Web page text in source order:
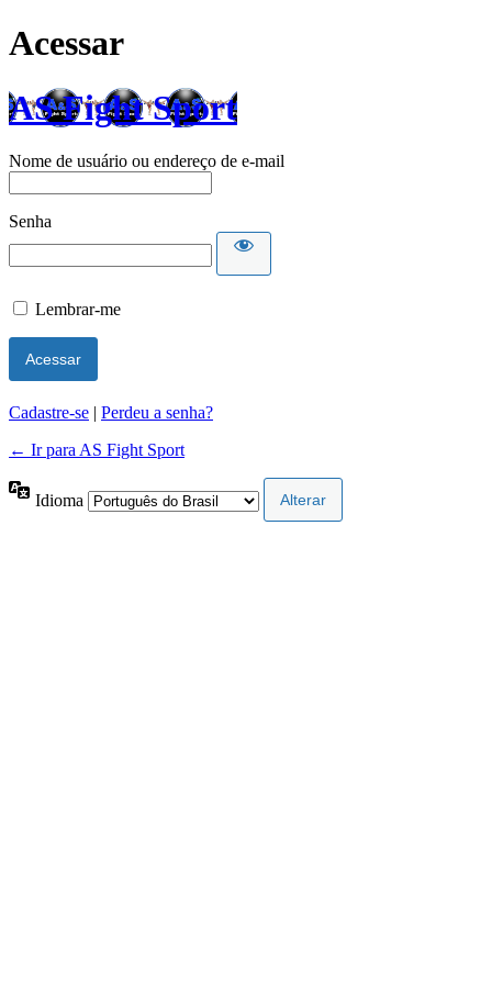
Acessar
AS Fight Sport
Nome de usuário ou endereço de e-mail
Senha
Lembrar-me
Cadastre-se | Perdeu a senha?
← Ir para AS Fight Sport
Idioma